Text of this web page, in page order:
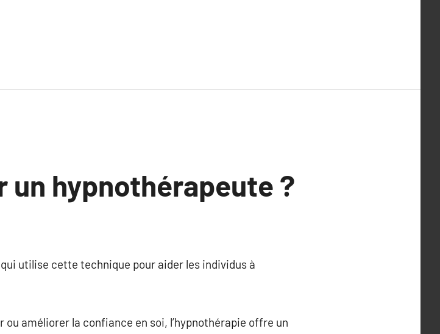
un hypnothérapeute ?
utilise cette technique pour aider les individus à
améliorer la confiance en soi, l’hypnothérapie offre un